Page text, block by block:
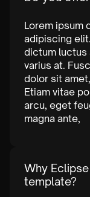
Lorem ipsum
adipiscing
dictum luctus
varius at.
dolor sit
Etiam vitae
arcu, eget
magna ante,
Why
template?